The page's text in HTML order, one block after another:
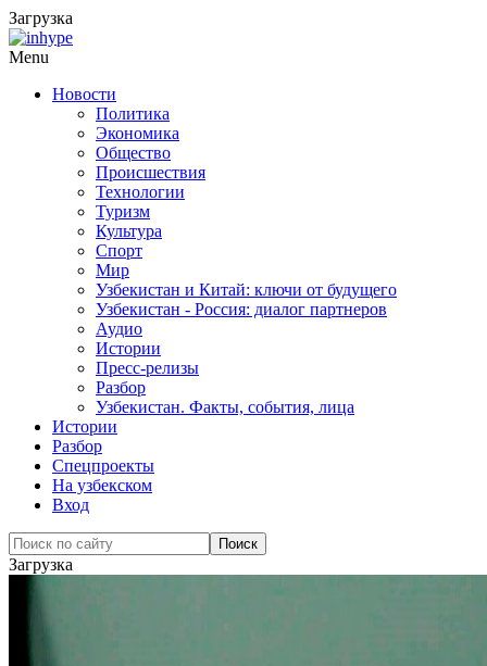
Загрузка
Menu
Новости
Политика
Экономика
Общество
Происшествия
Технологии
Туризм
Культура
Спорт
Мир
Узбекистан и Китай: ключи от будущего
Узбекистан - Россия: диалог партнеров
Аудио
Истории
Пресс-релизы
Разбор
Узбекистан. Факты, события, лица
Истории
Разбор
Спецпроекты
На узбекском
Вход
Загрузка